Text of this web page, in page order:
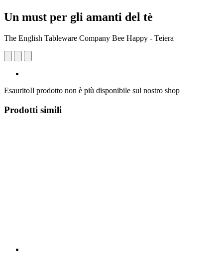
Un must per gli amanti del tè
The English Tableware Company Bee Happy - Teiera
EsauritoIl prodotto non è più disponibile sul nostro shop
Prodotti simili